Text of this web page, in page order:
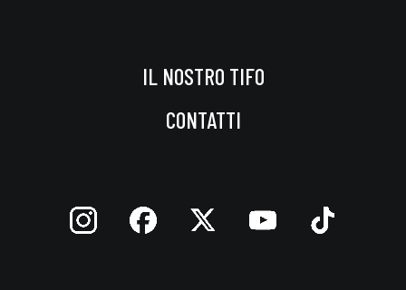
IL NOSTRO TIFO
CONTATTI